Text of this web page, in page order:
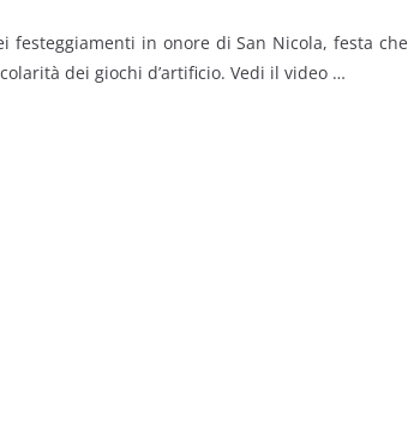
festeggiamenti in onore di San Nicola, festa che
dei giochi d’artificio. Vedi il video …